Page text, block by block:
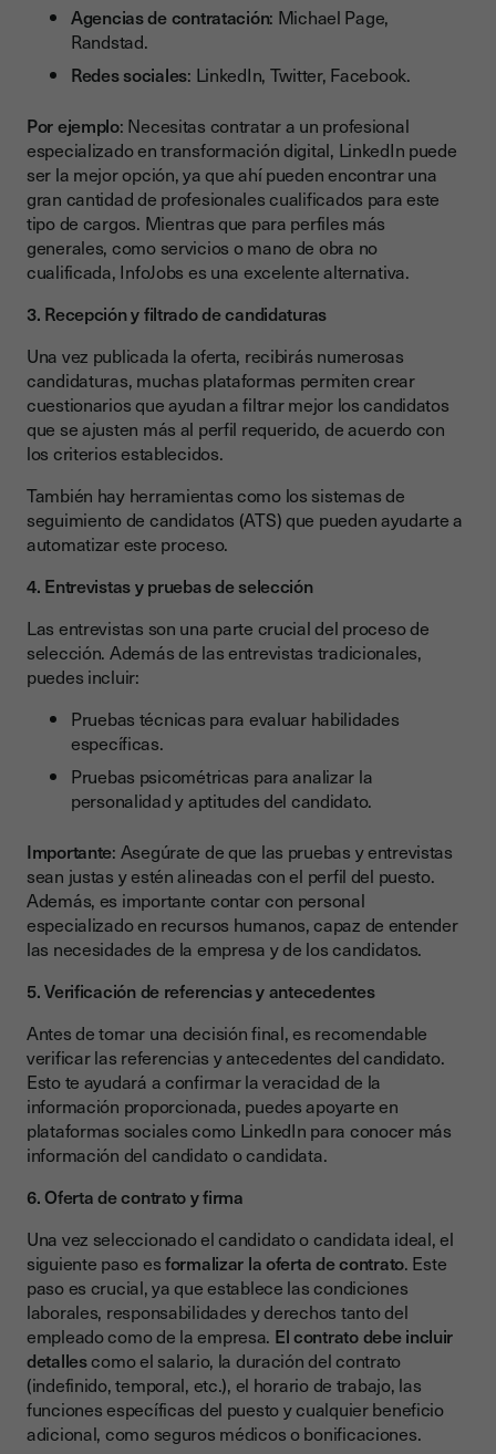
Agencias de contratación: Michael Page,
Randstad.
Redes sociales: LinkedIn, Twitter, Facebook.
Por ejemplo: Necesitas contratar a un profesional
especializado en transformación digital, LinkedIn puede
ser la mejor opción, ya que ahí pueden encontrar una
gran cantidad de profesionales cualificados para este
tipo de cargos. Mientras que para perfiles más
generales, como servicios o mano de obra no
cualificada, InfoJobs es una excelente alternativa.
3. Recepción y filtrado de candidaturas
Una vez publicada la oferta, recibirás numerosas
candidaturas, muchas plataformas permiten crear
cuestionarios que ayudan a filtrar mejor los candidatos
que se ajusten más al perfil requerido, de acuerdo con
los criterios establecidos.
También hay herramientas como los sistemas de
seguimiento de candidatos (ATS) que pueden ayudarte a
automatizar este proceso.
4. Entrevistas y pruebas de selección
Las entrevistas son una parte crucial del proceso de
selección. Además de las entrevistas tradicionales,
puedes incluir:
Pruebas técnicas para evaluar habilidades
específicas.
Pruebas psicométricas para analizar la
personalidad y aptitudes del candidato.
Importante: Asegúrate de que las pruebas y entrevistas
sean justas y estén alineadas con el perfil del puesto.
Además, es importante contar con personal
especializado en recursos humanos, capaz de entender
las necesidades de la empresa y de los candidatos.
5. Verificación de referencias y antecedentes
Antes de tomar una decisión final, es recomendable
verificar las referencias y antecedentes del candidato.
Esto te ayudará a confirmar la veracidad de la
información proporcionada, puedes apoyarte en
plataformas sociales como LinkedIn para conocer más
información del candidato o candidata.
6. Oferta de contrato y firma
Una vez seleccionado el candidato o candidata ideal, el
siguiente paso esformalizar la oferta de contrato. Este
paso es crucial, ya que establece las condiciones
laborales, responsabilidades y derechos tanto del
empleado como de la empresa. El contrato debe incluir
detallescomo el salario, la duración del contrato
(indefinido, temporal, etc.), el horario de trabajo, las
funciones específicas del puesto y cualquier beneficio
adicional, como seguros médicos o bonificaciones.